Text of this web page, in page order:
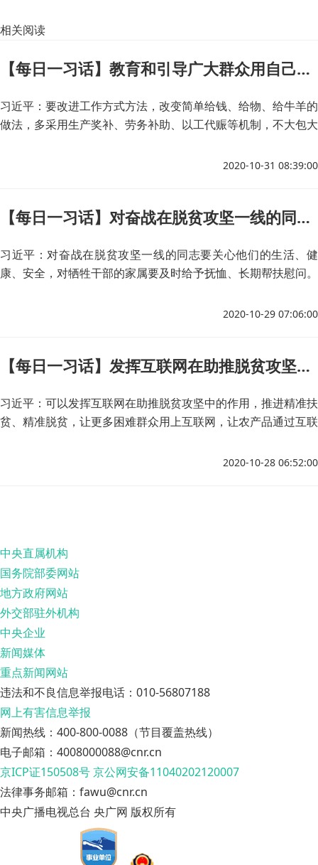
相关阅读
【每日一习话】教育和引导广大群众用自己的辛勤劳动实现脱贫致富
习近平：要改进工作方式方法，改变简单给钱、给物、给牛羊的
做法，多采用生产奖补、劳务补助、以工代赈等机制，不大包大
2020-10-31 08:39:00
【每日一习话】对奋战在脱贫攻坚一线的同志要关心他们的生活、健康、安全
习近平：对奋战在脱贫攻坚一线的同志要关心他们的生活、健
康、安全，对牺牲干部的家属要及时给予抚恤、长期帮扶慰问。
2020-10-29 07:06:00
【每日一习话】发挥互联网在助推脱贫攻坚中的作用
习近平：可以发挥互联网在助推脱贫攻坚中的作用，推进精准扶
贫、精准脱贫，让更多困难群众用上互联网，让农产品通过互联
2020-10-28 06:52:00
中央直属机构
国务院部委网站
地方政府网站
外交部驻外机构
中央企业
新闻媒体
重点新闻网站
违法和不良信息举报电话：010-56807188
网上有害信息举报
新闻热线：400-800-0088（节目覆盖热线）
电子邮箱：4008000088@cnr.cn
京ICP证150508号京公网安备11040202120007
法律事务邮箱：fawu@cnr.cn
中央广播电视总台 央广网 版权所有